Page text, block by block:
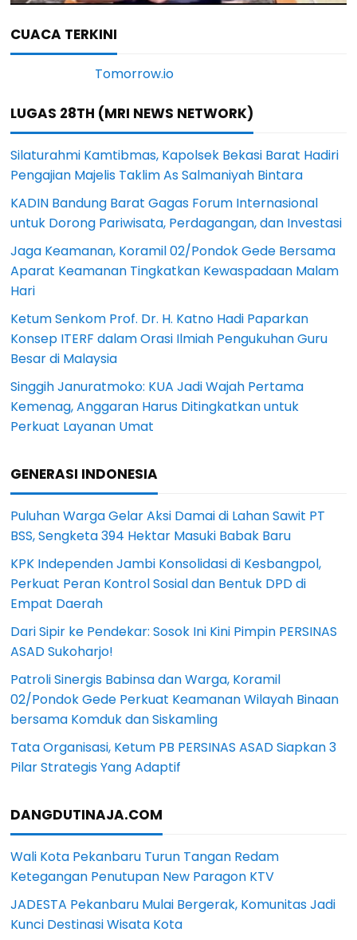
CUACA TERKINI
LUGAS 28TH (MRI NEWS NETWORK)
Silaturahmi Kamtibmas, Kapolsek Bekasi Barat Hadiri
Pengajian Majelis Taklim As Salmaniyah Bintara
KADIN Bandung Barat Gagas Forum Internasional
untuk Dorong Pariwisata, Perdagangan, dan Investasi
Jaga Keamanan, Koramil 02/Pondok Gede Bersama
Aparat Keamanan Tingkatkan Kewaspadaan Malam
Hari
Ketum Senkom Prof. Dr. H. Katno Hadi Paparkan
Konsep ITERF dalam Orasi Ilmiah Pengukuhan Guru
Besar di Malaysia
Singgih Januratmoko: KUA Jadi Wajah Pertama
Kemenag, Anggaran Harus Ditingkatkan untuk
Perkuat Layanan Umat
GENERASI INDONESIA
Puluhan Warga Gelar Aksi Damai di Lahan Sawit PT
BSS, Sengketa 394 Hektar Masuki Babak Baru
KPK Independen Jambi Konsolidasi di Kesbangpol,
Perkuat Peran Kontrol Sosial dan Bentuk DPD di
Empat Daerah
Dari Sipir ke Pendekar: Sosok Ini Kini Pimpin PERSINAS
ASAD Sukoharjo!
Patroli Sinergis Babinsa dan Warga, Koramil
02/Pondok Gede Perkuat Keamanan Wilayah Binaan
bersama Komduk dan Siskamling
Tata Organisasi, Ketum PB PERSINAS ASAD Siapkan 3
Pilar Strategis Yang Adaptif
DANGDUTINAJA.COM
Wali Kota Pekanbaru Turun Tangan Redam
Ketegangan Penutupan New Paragon KTV
JADESTA Pekanbaru Mulai Bergerak, Komunitas Jadi
Kunci Destinasi Wisata Kota